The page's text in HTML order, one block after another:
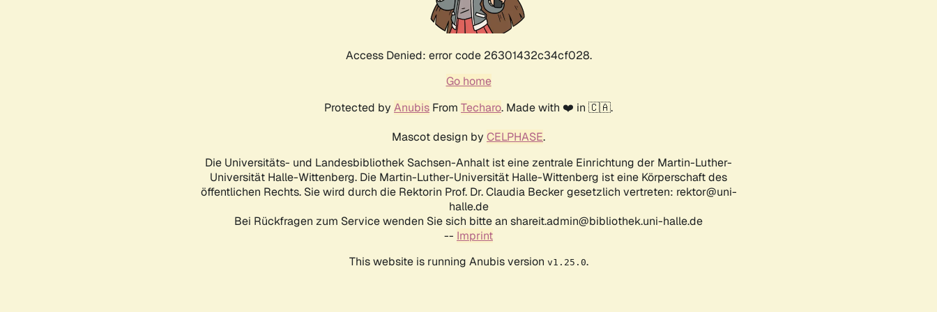
Access Denied: error code 26301432c34cf028.
Go home
Protected by Anubis From Techaro. Made with ❤️ in 🇨🇦.
Mascot design by CELPHASE.
Die Universitäts- und Landesbibliothek Sachsen-Anhalt ist eine zentrale Einrichtung der Martin-Luther-
Universität Halle-Wittenberg. Die Martin-Luther-Universität Halle-Wittenberg ist eine Körperschaft des
öffentlichen Rechts. Sie wird durch die Rektorin Prof. Dr. Claudia Becker gesetzlich vertreten: rektor@uni-
halle.de
Bei Rückfragen zum Service wenden Sie sich bitte an shareit.admin@bibliothek.uni-halle.de
-- Imprint
This website is running Anubis version v1.25.0.